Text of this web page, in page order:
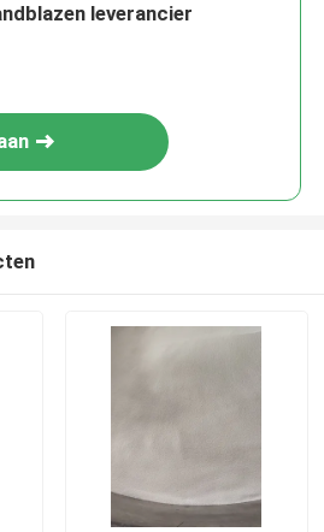
leverancier